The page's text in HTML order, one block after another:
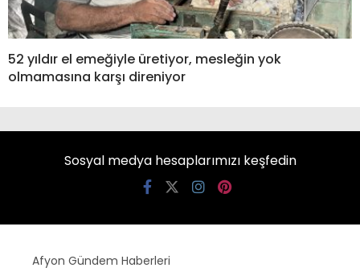
52 yıldır el emeğiyle üretiyor, mesleğin yok
olmamasına karşı direniyor
Sosyal medya hesaplarımızı keşfedin
Afyon Gündem Haberleri